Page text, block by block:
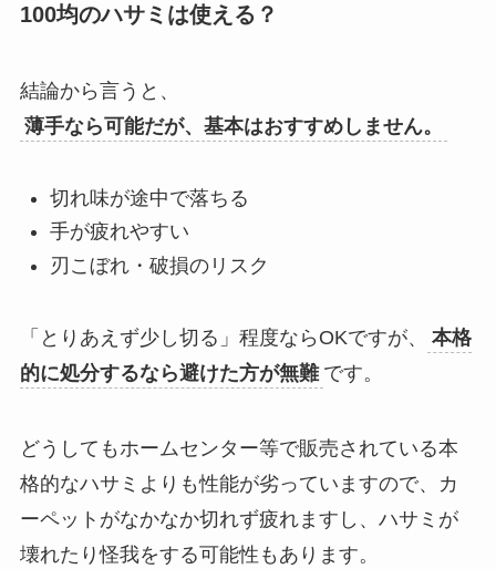
100均のハサミは使える？
結論から言うと、
薄手なら可能だが、基本はおすすめしません。
切れ味が途中で落ちる
手が疲れやすい
刃こぼれ・破損のリスク
「とりあえず少し切る」程度ならOKですが、
本格
的に処分するなら避けた方が無難 です。
どうしてもホームセンター等で販売されている本
格的なハサミよりも性能が劣っていますので、カ
ーペットがなかなか切れず疲れますし、ハサミが
壊れたり怪我をする可能性もあります。